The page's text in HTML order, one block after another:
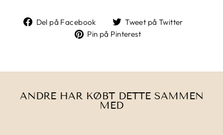
Del på Facebook
Del
på
Tweet på Twitter
Pin på Pinterest
ANDRE HAR KØBT DETTE SAMMEN
MED